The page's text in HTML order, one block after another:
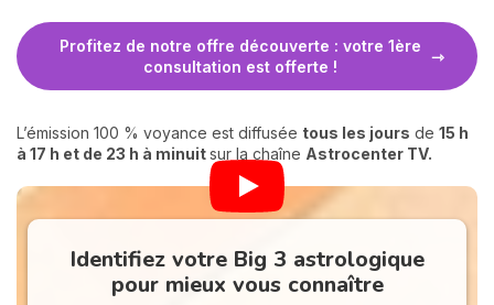
Profitez de notre offre découverte : votre 1ère
consultation est offerte !
L’émission 100 % voyance est diffusée tous les jours de 15 h
à 17 h et de 23 h à minuitsur la chaîne Astrocenter TV.
Identifiez votre Big 3 astrologique
pour mieux vous connaître